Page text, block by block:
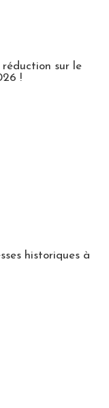
réduction sur le
!
historiques à